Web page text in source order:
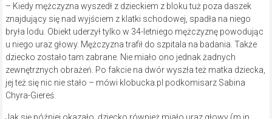
– Kiedy mężczyzna wyszedł z dzieckiem z bloku tuż poza daszek
znajdujący się nad wyjściem z klatki schodowej, spadła na niego
bryła lodu. Obiekt uderzył tylko w 34-letniego mężczyznę powodując
u niego uraz głowy. Mężczyzna trafił do szpitala na badania. Także
dziecko zostało tam zabrane. Nie miało ono jednak żadnych
zewnętrznych obrażeń. Po fakcie na dwór wyszła też matka dziecka,
jej też się nic nie stało – mówi klobucka.pl podkomisarz Sabina
Chyra-Giereś.